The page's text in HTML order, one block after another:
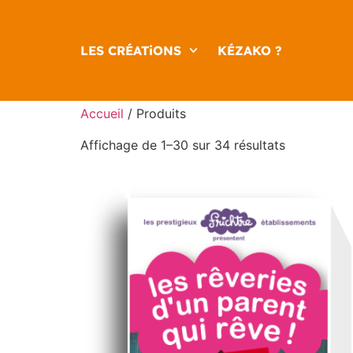
LES CRÉATiONS KÉZAKO ?
Accueil / Produits
Affichage de 1–30 sur 34 résultats